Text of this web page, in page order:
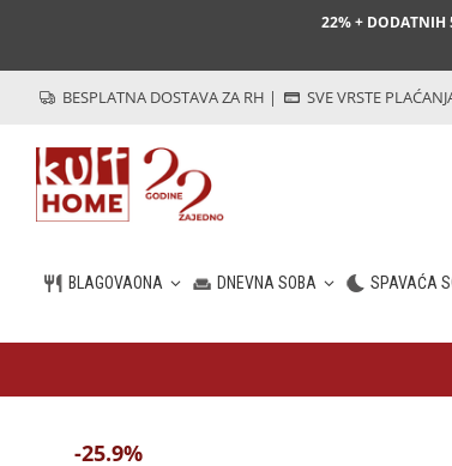
22% + DODATNIH
BESPLATNA DOSTAVA ZA RH | SVE VRSTE
BLAGOVAONA DNEVNA SOBA SPAVAĆA
HR
-25.9%